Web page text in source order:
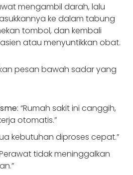
mengambil darah, lalu
ke dalam tabung
tombol, dan kembali
atau menyuntikkan obat.
pesan bawah sadar yang
“Rumah sakit ini canggih,
otomatis.”
kebutuhan diproses cepat.”
tidak meninggalkan